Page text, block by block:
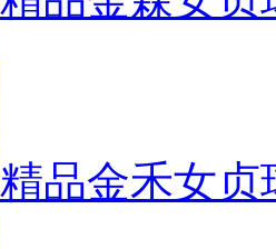
精品金禾女贞